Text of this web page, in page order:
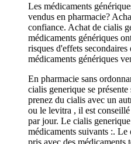
Les médicaments
vendus en pharmacie?
confiance. Achat de cialis
médicaments génériques
risques d'effets
médicaments génériques
En pharmacie sans
cialis generique se
prenez du cialis avec un
ou le levitra , il est
par jour. Le cialis
médicaments suivants :.
pris avec des médicaments